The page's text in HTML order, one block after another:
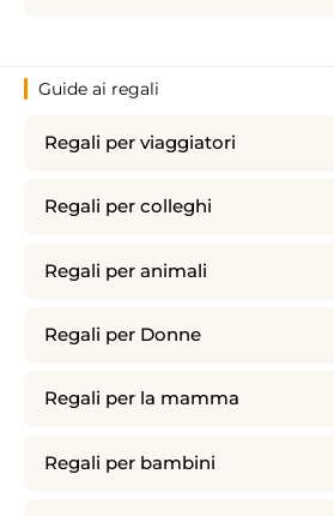
Guide ai regali
Regali per viaggiatori
Regali per colleghi
Regali per animali
Regali per Donne
Regali per la mamma
Regali per bambini